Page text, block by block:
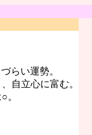
らい運勢。
自立心に富む。
。